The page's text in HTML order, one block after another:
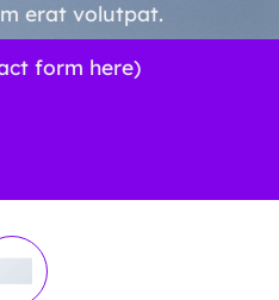
erat volutpat.
form here)